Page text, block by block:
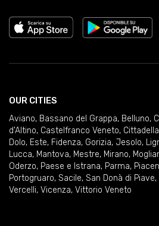
OUR CITIES
Aviano, Bassano del Grappa, Belluno,
d'Altino, Castelfranco Veneto, Cittadella
Dolo, Este, Fidenza, Gorizia, Jesolo,
Lucca, Mantova, Mestre, Mirano,
Oderzo, Paese e Istrana, Parma,
Portogruaro, Sacile, San Donà di Piave,
Vercelli, Vicenza, Vittorio Veneto